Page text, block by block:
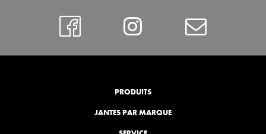
https://Instagram
PRODUITS
JANTES PAR MARQUE